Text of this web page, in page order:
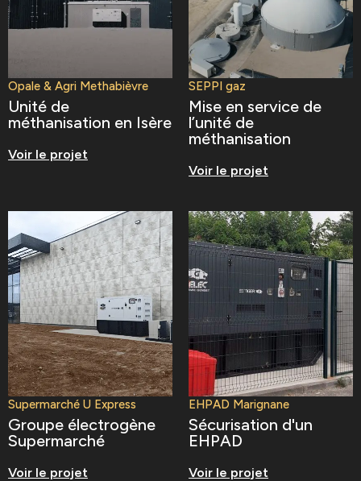
Opale & Agri Methabièvre
Unité de
méthanisation en Isère
Voir le projet
SEPPI gaz
Mise en service de
l’unité de
méthanisation
Voir le projet
Supermarché U Express
Groupe électrogène
Supermarché
Voir le projet
EHPAD Marignane
Sécurisation d'un
EHPAD
Voir le projet